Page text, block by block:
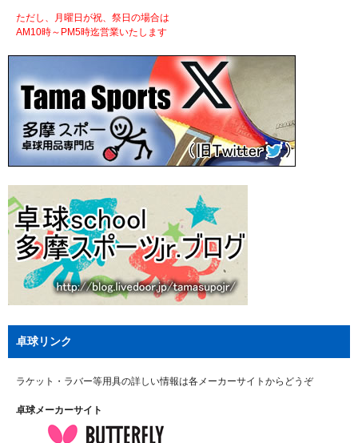
ただし、月曜日が祝、祭日の場合は
AM10時～PM5時迄営業いたします
卓球リンク
ラケット・ラバー等用具の詳しい情報は各メーカーサイトからどうぞ
卓球メーカーサイト